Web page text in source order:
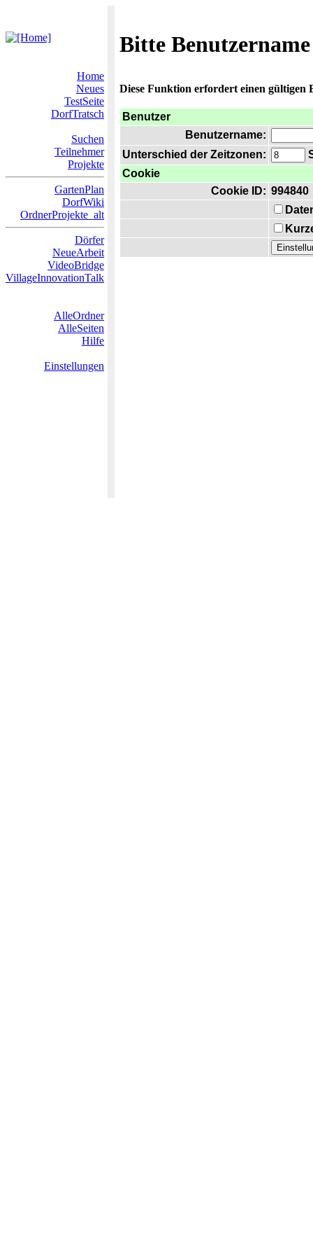
Bitte
Home
Neues
TestSeite
DorfTratsch
Suchen
Teilnehmer
Projekte
GartenPlan
DorfWiki
OrdnerProjekte_alt
Dörfer
NeueArbeit
VideoBridge
VillageInnovationTalk
AlleOrdner
AlleSeiten
Hilfe
Einstellungen
Diese Funktion erfordert einen gültigen
Benutzer
Benutzername:
Unterschied der Zeitzonen:
Cookie
Cookie ID: 994840